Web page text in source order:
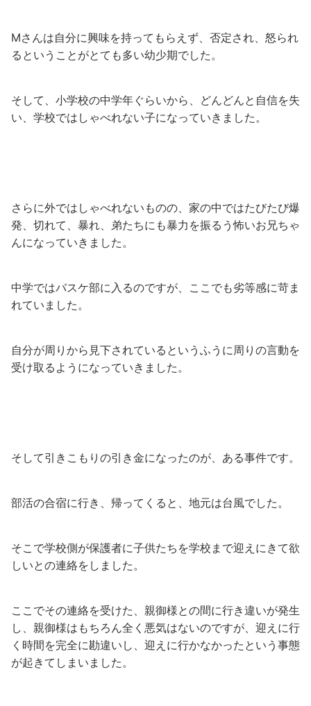
Mさんは自分に興味を持ってもらえず、否定され、怒られ
るということがとても多い幼少期でした。
そして、小学校の中学年ぐらいから、どんどんと自信を失
い、学校ではしゃべれない子になっていきました。
さらに外ではしゃべれないものの、家の中ではたびたび爆
発、切れて、暴れ、弟たちにも暴力を振るう怖いお兄ちゃ
んになっていきました。
中学ではバスケ部に入るのですが、ここでも劣等感に苛ま
れていました。
自分が周りから見下されているというふうに周りの言動を
受け取るようになっていきました。
そして引きこもりの引き金になったのが、ある事件です。
部活の合宿に行き、帰ってくると、地元は台風でした。
そこで学校側が保護者に子供たちを学校まで迎えにきて欲
しいとの連絡をしました。
ここでその連絡を受けた、親御様との間に行き違いが発生
し、親御様はもちろん全く悪気はないのですが、迎えに行
く時間を完全に勘違いし、迎えに行かなかったという事態
が起きてしまいました。